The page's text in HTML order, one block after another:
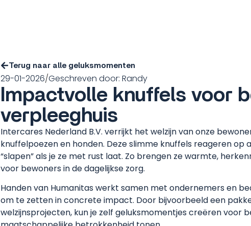
Terug naar alle geluksmomenten
29-01-2026 Geschreven door: Randy
Impactvolle knuffels voor
verpleeghuis
Intercares Nederland B.V. verrijkt het welzijn van onze
knuffelpoezen en honden. Deze slimme knuffels reageren op
“slapen” als je ze met rust laat. Zo brengen ze warmte,
voor bewoners in de dagelijkse zorg.
Handen van Humanitas werkt samen met ondernemers en
om te zetten in concrete impact. Door bijvoorbeeld een
welzijnsprojecten, kun je zelf geluksmomentjes creëren voor